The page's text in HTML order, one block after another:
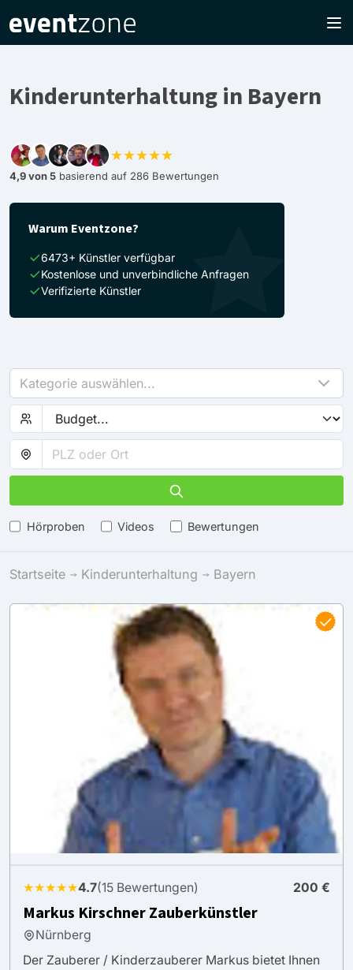
Kinderunterhaltung in Bayern
★★★★★
4,9 von 5 basierend auf 286 Bewertungen
Warum Eventzone?
6473+ Künstler verfügbar
Kostenlose und unverbindliche Anfragen
Verifizierte Künstler
Kategorie auswählen...
Hörproben Videos Bewertungen
Startseite Kinderunterhaltung Bayern
★★★★★4.7(15 Bewertungen) 200 €
Markus Kirschner Zauberkünstler
Nürnberg
Der Zauberer / Kinderzauberer Markus bietet Ihnen